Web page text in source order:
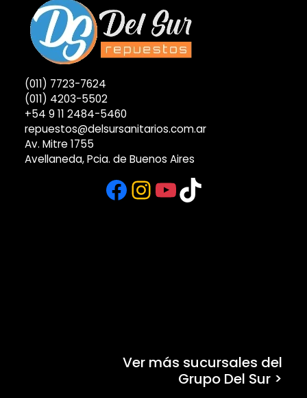
(011) 7723-7624
(011) 4203-5502
+54 9 11 2484-5460
repuestos@delsursanitarios.com.ar
Av. Mitre 1755
Avellaneda, Pcia. de Buenos Aires
Facebook
Instagram
YouTube
TikTok
Ver más sucursales del
Grupo Del Sur >